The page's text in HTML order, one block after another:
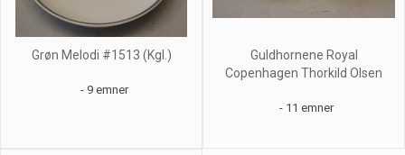
Grøn Melodi #1513 (Kgl.)
- 9 emner
Guldhornene Royal
Copenhagen Thorkild Olsen
- 11 emner